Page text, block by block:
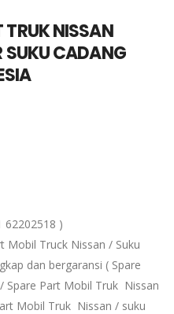
TRUK NISSAN
SUKU CADANG
62202518 )
Mobil Truck Nissan / Suku
dan bergaransi ( Spare
Spare Part Mobil Truk Nissan
Mobil Truk Nissan / suku